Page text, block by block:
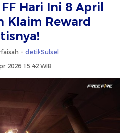
Hari Ini 8 April
Klaim Reward
- detikSulsel
2026 15:42 WIB